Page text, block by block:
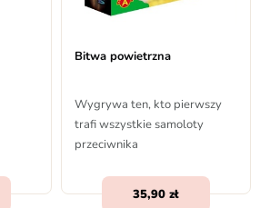
Bitwa powietrzna
Wygrywa ten, kto pierwszy
trafi wszystkie samoloty
przeciwnika
35,90